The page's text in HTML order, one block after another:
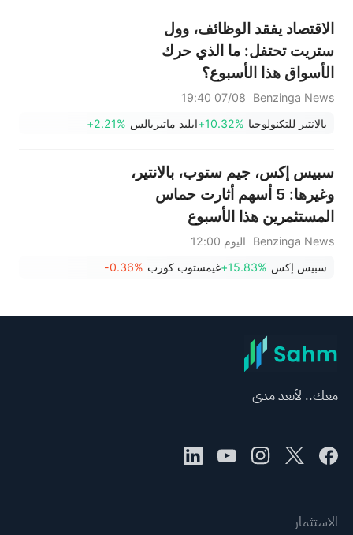
الاقتصاد يفقد الوظائف، وول
ستريت تحتفل: ما الذي حرك
الأسواق هذا الأسبوع؟
Benzinga News
07/08 19:40
بالانتير للتكنولوجيا +10.32%ابليد ماتيريالس +2.21%
سبيس إكس، جيم ستوب، بالانتير،
وغيرها: 5 أسهم أثارت حماس
المستثمرين هذا الأسبوع
Benzinga News
اليوم 12:00
سبيس إكس +15.83%غيمستوب كورب -0.36%
معك.. لأبعد مدى
الاستثمار